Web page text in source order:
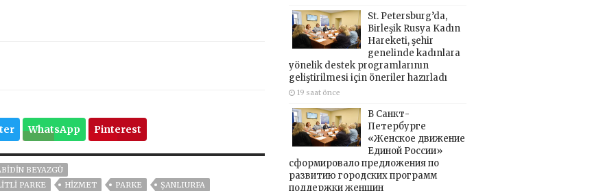
WhatsApp Pinterest
BEYAZGÜ
PARKE
HİZMET PARKE ŞANLIURFA
St. Petersburg’da,
Birleşik Rusya Kadın
Hareketi, şehir
genelinde kadınlara
yönelik destek programlarının
geliştirilmesi için öneriler hazırladı
19 saat önce
В Санкт-
Петербурге
«Женское движение
Единой России»
сформировало предложения по
развитию городских программ
поддержки женщин